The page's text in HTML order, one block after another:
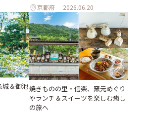
京都府 2026.06.20
城＆御池焼きものの里・信楽、窯元めぐり
やランチ＆スイーツを楽しむ癒し
の旅へ